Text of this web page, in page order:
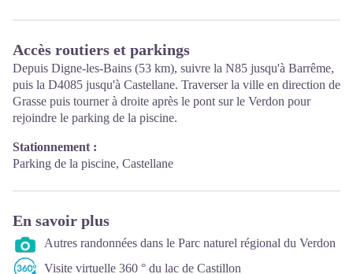
Accès routiers et parkings
Depuis Digne-les-Bains (53 km), suivre la N85 jusqu'à Barrême,
puis la D4085 jusqu'à Castellane. Traverser la ville en direction de
Grasse puis tourner à droite après le pont sur le Verdon pour
rejoindre le parking de la piscine.
Stationnement :
Parking de la piscine, Castellane
En savoir plus
Autres randonnées dans le Parc naturel régional du Verdon
Visite virtuelle 360 ° du lac de Castillon